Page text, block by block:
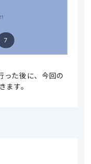
た後に、今回の
す。